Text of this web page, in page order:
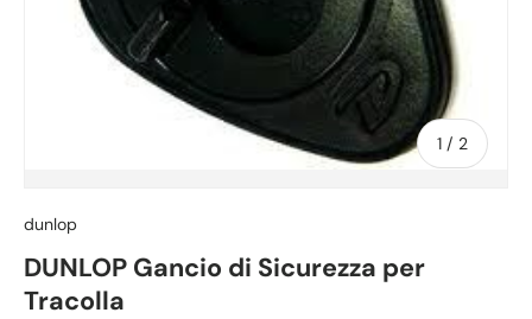
1 / di
2
dunlop
DUNLOP Gancio di Sicurezza per
Tracolla